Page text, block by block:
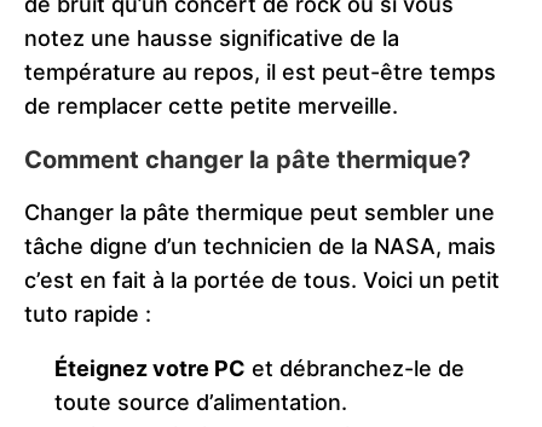
notez une hausse significative de la
température au repos, il est peut-être temps
de remplacer cette petite merveille.
Comment changer la pâte thermique?
Changer la pâte thermique peut sembler une
tâche digne d’un technicien de la NASA, mais
c’est en fait à la portée de tous. Voici un petit
tuto rapide :
Éteignez votre PC et débranchez-le de
toute source d’alimentation.